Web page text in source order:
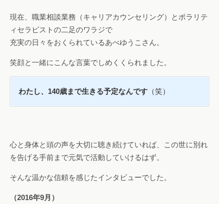
現在、職業相談業務（キャリアカウンセリング）とポラリテ
ィセラピストの二足のワラジで
充実の日々をおくられているあべゆうこさん。
笑顔と一緒にこんな言葉でしめくくられました。
わたし、140歳まで生きる予定なんです （笑）
心と身体と頭の声を大切に聴き続けていれば、この世に別れ
を告げる手前まで元気で活動していけるはず。
そんな温かな信頼を感じたインタビューでした。
（2016年9月）